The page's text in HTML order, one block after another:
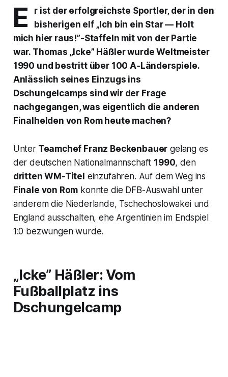
E
r ist der erfolgreichste Sportler, der in den
bisherigen elf „Ich bin ein Star — Holt
mich hier raus!”-Staffeln mit von der Partie
war. Thomas „Icke” Häßler wurde Weltmeister
1990 und bestritt über 100 A‑Länderspiele.
Anlässlich seines Einzugs ins
Dschungelcamps sind wir der Frage
nachgegangen, was eigentlich die anderen
Finalhelden von Rom heute machen?
UnterTeamchef Franz Beckenbauer gelang es
der deutschen Nationalmannschaft 1990, den
dritten WM-Titel einzufahren. Auf dem Weg ins
Finale von Rom konnte die DFB-Auswahl unter
anderem die Niederlande, Tschechoslowakei und
England ausschalten, ehe Argentinien im Endspiel
1:0 bezwungen wurde.
„Icke” Häßler: Vom
Fußballplatz ins
Dschungelcamp